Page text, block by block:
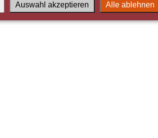
Alle ablehnen
Auswahl akzeptieren